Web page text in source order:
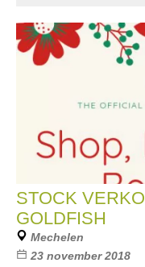
STOCK
GOLDFISH
Mechelen
23 november 2018